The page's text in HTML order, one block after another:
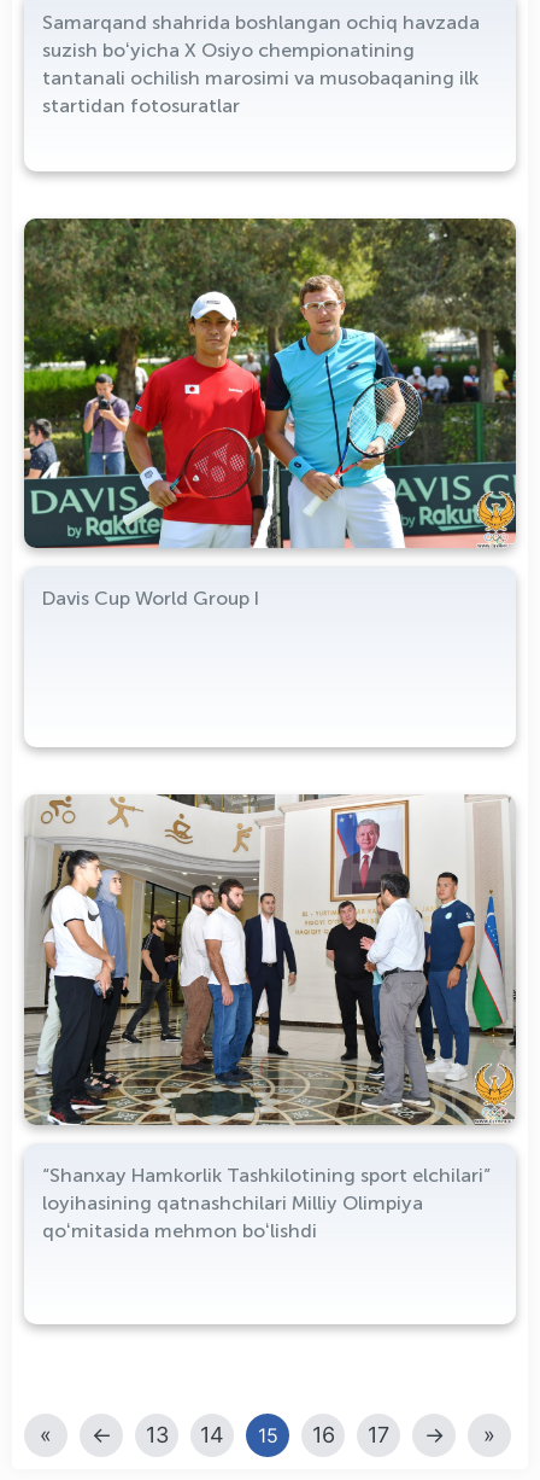
Samarqand shahrida boshlangan ochiq havzada
suzish boʻyicha X Osiyo chempionatining
tantanali ochilish marosimi va musobaqaning ilk
startidan fotosuratlar
Davis Cup World Group I
“Shanxay Hamkorlik Tashkilotining sport elchilari”
loyihasining qatnashchilari Milliy Olimpiya
qoʻmitasida mehmon boʻlishdi
« ← 13 14 15 16 17 → »